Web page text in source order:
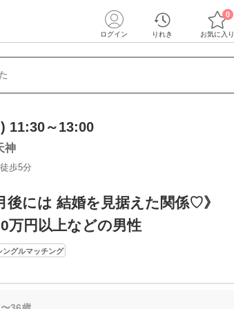
ログイン りれき お気に入り
0
11:30～13:00
神
歩5分
後には 結婚を見据えた関係♡》
万円以上などの男性
ングルマッチング